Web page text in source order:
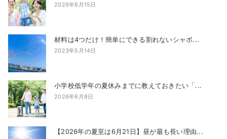
2026年6月15日
材料は4つだけ！簡単にできる割れないシャボ...
2023年5月14日
小学校低学年の夏休みまでに教えておきたい「...
2026年6月8日
【2026年の夏至は6月21日】昼が最も長い理由...